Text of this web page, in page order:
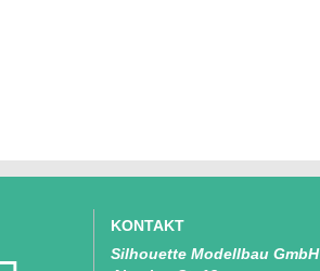
KONTAKT
Silhouette Modellbau GmbH